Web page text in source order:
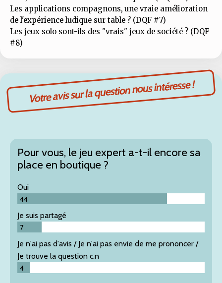
Les applications compagnons, une vraie amélioration
de l'expérience ludique sur table ? (DQF #7)
Les jeux solo sont-ils des "vrais" jeux de société ? (DQF
#8)
Votre avis sur la question nous intéresse !
Pour vous, le jeu expert a-t-il encore sa
place en boutique ?
Oui
44
Je suis partagé
7
Je n'ai pas d'avis / Je n'ai pas envie de me prononcer /
Je trouve la question c.n
4